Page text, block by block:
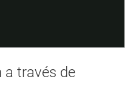
a través de